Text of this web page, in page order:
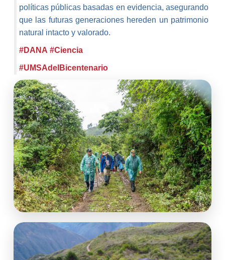
políticas públicas basadas en evidencia, asegurando
que las futuras generaciones hereden un patrimonio
natural intacto y valorado.
#DANA #Ciencia
#UMSAdelBicentenario